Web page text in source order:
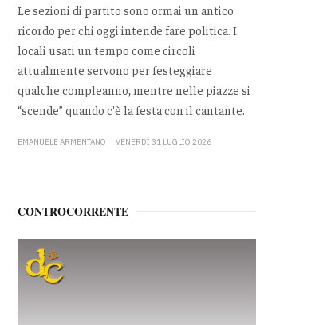
Le sezioni di partito sono ormai un antico
ricordo per chi oggi intende fare politica. I
locali usati un tempo come circoli
attualmente servono per festeggiare
qualche compleanno, mentre nelle piazze si
“scende” quando c'è la festa con il cantante.
EMANUELE ARMENTANO VENERDÌ 31 LUGLIO 2026
CONTROCORRENTE